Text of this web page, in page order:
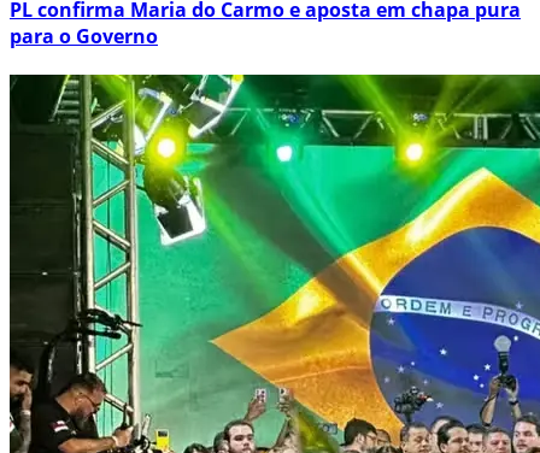
PL confirma Maria do Carmo e aposta em chapa pura
para o Governo